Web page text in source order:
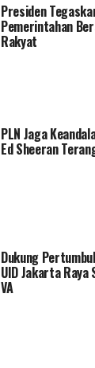
Presiden
Pemerintahan
Rakyat
PLN Jaga
Ed Sheeran
Dukung
UID Jakarta
VA